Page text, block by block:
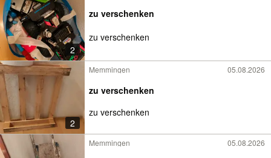
2
zu verschenken
zu verschenken
2
Memmingen 05.08.2026
zu verschenken
zu verschenken
Memmingen 05.08.2026